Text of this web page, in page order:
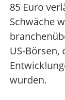
85 Euro
Schwäche
US-Börsen,
wurden.